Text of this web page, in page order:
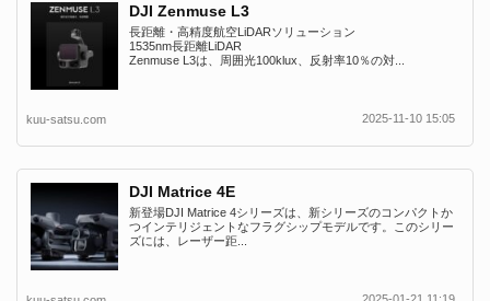
DJI Zenmuse L3
長距離・高精度航空LiDARソリューション
1535nm長距離LiDAR
Zenmuse L3は、周囲光100klux、反射率10％の対...
kuu-satsu.com 2025-11-10 15:05
DJI Matrice 4E
新登場DJI Matrice 4シリーズは、新シリーズのコンパクトか
つインテリジェントなフラグシップモデルです。このシリー
ズには、レーザー距...